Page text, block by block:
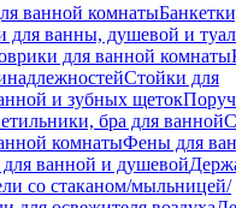
ванной комнаты
для ванны, душевой и
для ванной комнаты
Стойки для
и зубных щеток
бра для ванной
комнатыФены для
ванной и душевой
со стаканом/мыльницей/